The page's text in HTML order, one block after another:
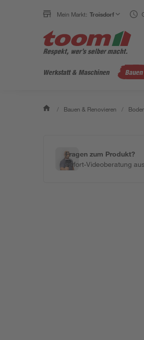
Mein Markt: Troisdorf
Werkstatt & Maschinen
/ Bauen & Renovieren /
Fragen zum Produkt?
Sofort-Videoberatung